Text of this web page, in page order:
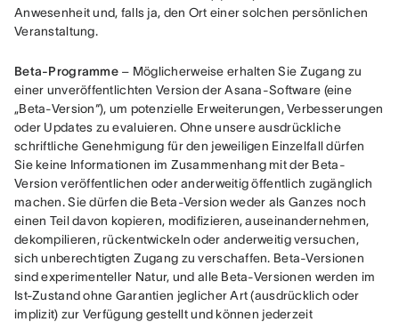
Anwesenheit und, falls ja, den Ort einer solchen persönlichen
Veranstaltung.
Beta-Programme – Möglicherweise erhalten Sie Zugang zu
einer unveröffentlichten Version der Asana-Software (eine
„Beta-Version“), um potenzielle Erweiterungen, Verbesserungen
oder Updates zu evaluieren. Ohne unsere ausdrückliche
schriftliche Genehmigung für den jeweiligen Einzelfall dürfen
Sie keine Informationen im Zusammenhang mit der Beta-
Version veröffentlichen oder anderweitig öffentlich zugänglich
machen. Sie dürfen die Beta-Version weder als Ganzes noch
einen Teil davon kopieren, modifizieren, auseinandernehmen,
dekompilieren, rückentwickeln oder anderweitig versuchen,
sich unberechtigten Zugang zu verschaffen. Beta-Versionen
sind experimenteller Natur, und alle Beta-Versionen werden im
Ist-Zustand ohne Garantien jeglicher Art (ausdrücklich oder
implizit) zur Verfügung gestellt und können jederzeit